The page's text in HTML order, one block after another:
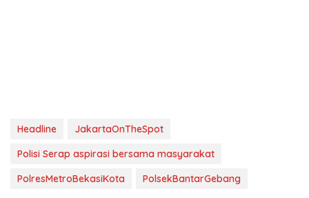
Headline
JakartaOnTheSpot
Polisi Serap aspirasi bersama masyarakat
PolresMetroBekasiKota
PolsekBantarGebang